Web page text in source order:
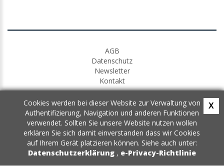
AGB
Datenschutz
Newsletter
Kontakt
Cookies werden bei dieser Website zur Verwaltung von
Authentifizierung, Navigation und anderen Funktionen
verwendet. Sollten Sie unsere Website nutzen wollen
erklären Sie sich damit einverstanden dass wir Cookies
auf Ihrem Gerät platzieren können. Siehe auch unter:
Datenschutzerklärung , e-Privacy-Richtlinie
X